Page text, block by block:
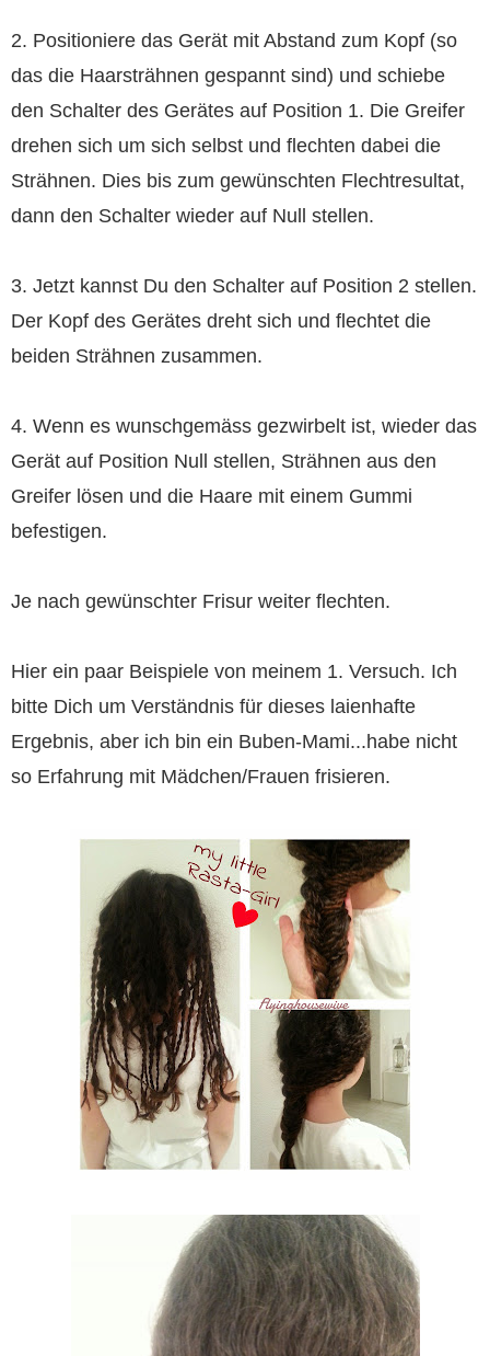
2. Positioniere das Gerät mit Abstand zum Kopf (so
das die Haarsträhnen gespannt sind) und schiebe
den Schalter des Gerätes auf Position 1. Die Greifer
drehen sich um sich selbst und flechten dabei die
Strähnen. Dies bis zum gewünschten Flechtresultat,
dann den Schalter wieder auf Null stellen.
3. Jetzt kannst Du den Schalter auf Position 2 stellen.
Der Kopf des Gerätes dreht sich und flechtet die
beiden Strähnen zusammen.
4. Wenn es wunschgemäss gezwirbelt ist, wieder das
Gerät auf Position Null stellen, Strähnen aus den
Greifer lösen und die Haare mit einem Gummi
befestigen.
Je nach gewünschter Frisur weiter flechten.
Hier ein paar Beispiele von meinem 1. Versuch. Ich
bitte Dich um Verständnis für dieses laienhafte
Ergebnis, aber ich bin ein Buben-Mami...habe nicht
so Erfahrung mit Mädchen/Frauen frisieren.